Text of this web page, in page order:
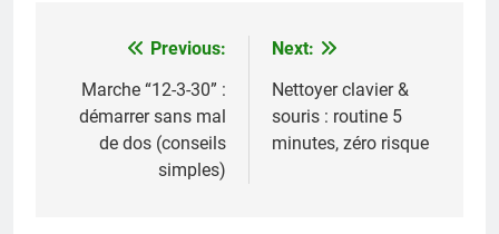
Navigation
de
l’article
Previous:
Marche “12-3-30” :
démarrer sans mal
de dos (conseils
simples)
Next:
Nettoyer clavier &
souris : routine 5
minutes, zéro risque